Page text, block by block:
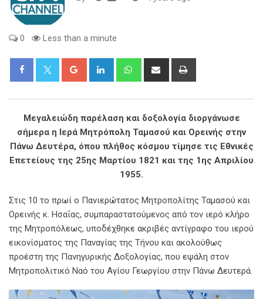
0 Less than a minute
Google+ LinkedIn WhatsappShare
Μεγαλειώδη παρέλαση και δοξολογία διοργάνωσε
σήμερα η Ιερά Μητρόπολη Ταμασού και Ορεινής στην
Πάνω Δευτέρα, όπου πλήθος κόσμου τίμησε τις Εθνικές
Επετείους της 25ης Μαρτίου 1821 και της 1ης Απριλίου
1955.
Στις 10 το πρωί ο Πανιερώτατος Μητροπολίτης Ταμασού και
Ορεινής κ. Ησαΐας, συμπαραστατούμενος από τον ιερό κλήρο
της Μητροπόλεως, υποδέχθηκε ακριβές αντίγραφο του ιερού
εικονίσματος της Παναγίας της Τήνου και ακολούθως
προέστη της Πανηγυρικής Δοξολογίας, που εψάλη στον
Μητροπολιτικό Ναό του Αγίου Γεωργίου στην Πάνω Δευτερά.